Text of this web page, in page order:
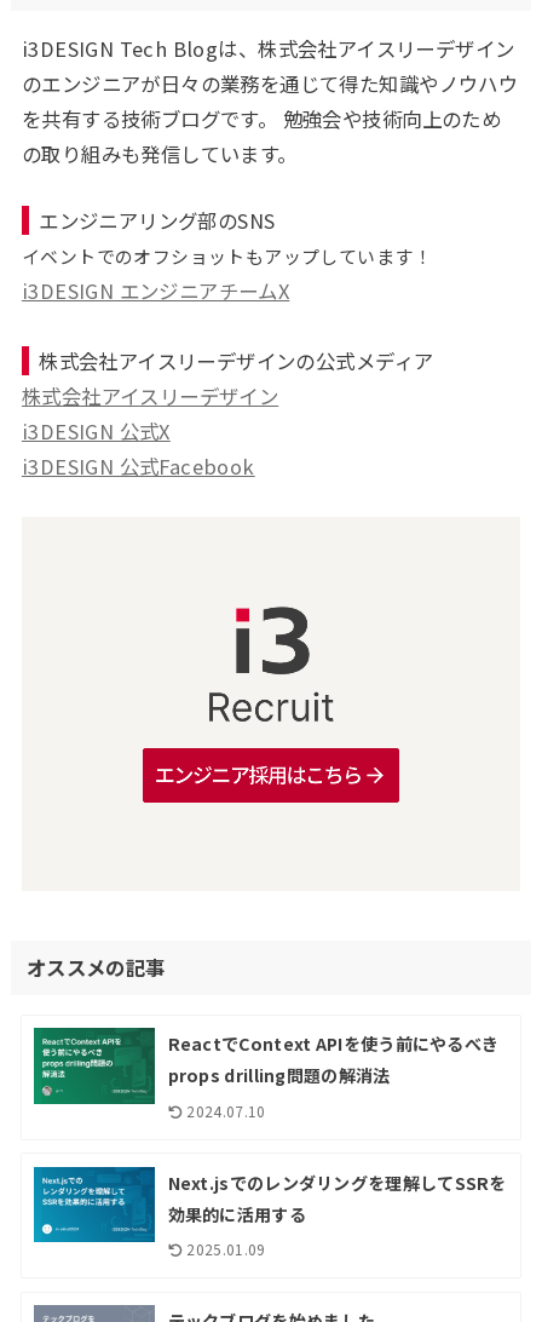
i3DESIGN Tech Blogは、株式会社アイスリーデザイン
のエンジニアが日々の業務を通じて得た知識やノウハウ
を共有する技術ブログです。 勉強会や技術向上のため
の取り組みも発信しています。
エンジニアリング部のSNS
イベントでのオフショットもアップしています！
i3DESIGN エンジニアチームX
株式会社アイスリーデザインの公式メディア
株式会社アイスリーデザイン
i3DESIGN 公式X
i3DESIGN 公式Facebook
オススメの記事
ReactでContext APIを使う前にやるべき
props drilling問題の解消法
2024.07.10
Next.jsでのレンダリングを理解してSSRを
効果的に活用する
2025.01.09